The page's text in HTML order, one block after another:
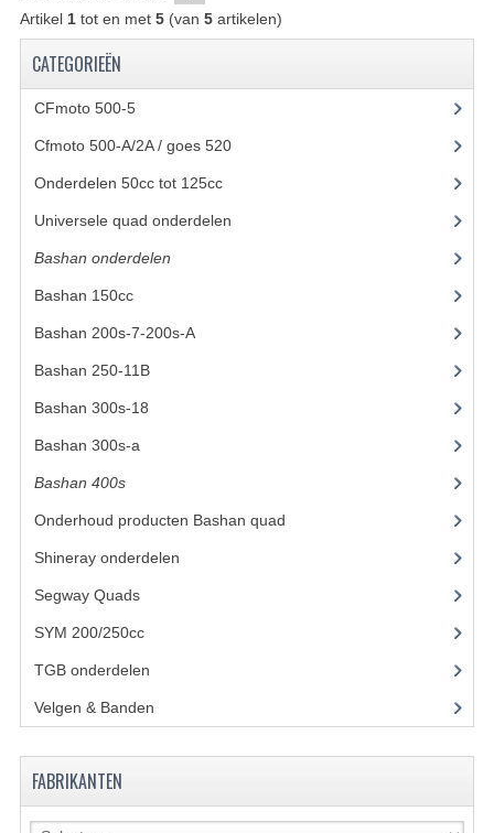
BASHAN 200S-7-200S-A
UITLAAT SYSTEEM
Artikel 1tot en met 5(van 5artikelen)
CATEGORIEËN
CFmoto 500-5(5)
Cfmoto 500-A/2A / goes 520(347)
Onderdelen 50cc tot 125cc(49)
Universele quad onderdelen
Bashan onderdelen
Bashan 150cc(36)
Bashan 200s-7-200s-A(481)
Bashan 250-11B(385)
Bashan 300s-18
Bashan 300s-a
Bashan 400s(5)
Onderhoud producten Bashan quad
Shineray onderdelen
Segway Quads(6)
SYM 200/250cc(15)
TGB onderdelen
Velgen & Banden
FABRIKANTEN